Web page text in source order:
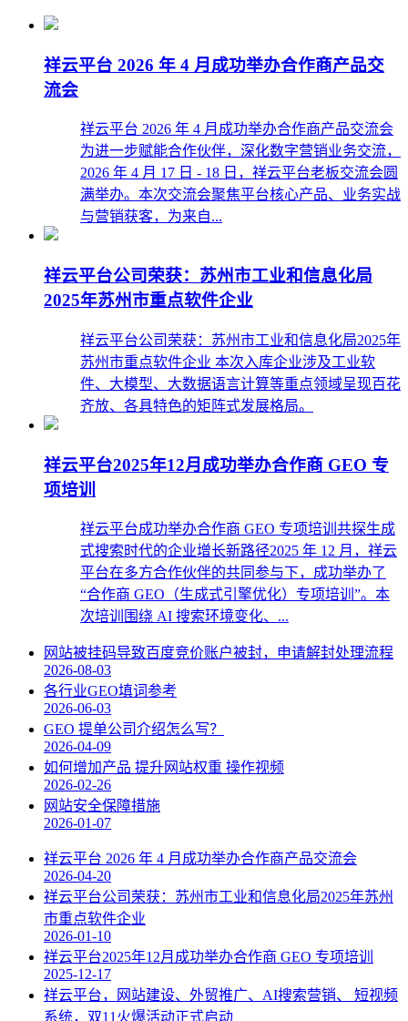
祥云平台 2026 年 4 月成功举办合作商产品交
流会
祥云平台 2026 年 4 月成功举办合作商产品交流会
为进一步赋能合作伙伴，深化数字营销业务交流，
2026 年 4 月 17 日 - 18 日，祥云平台老板交流会圆
满举办。本次交流会聚焦平台核心产品、业务实战
与营销获客，为来自...
祥云平台公司荣获：苏州市工业和信息化局
2025年苏州市重点软件企业
祥云平台公司荣获：苏州市工业和信息化局2025年
苏州市重点软件企业 本次入库企业涉及工业软
件、大模型、大数据语言计算等重点领域呈现百花
齐放、各具特色的矩阵式发展格局。
祥云平台2025年12月成功举办合作商 GEO 专
项培训
祥云平台成功举办合作商 GEO 专项培训共探生成
式搜索时代的企业增长新路径2025 年 12 月，祥云
平台在多方合作伙伴的共同参与下，成功举办了
“合作商 GEO（生成式引擎优化）专项培训”。本
次培训围绕 AI 搜索环境变化、...
网站被挂码导致百度竞价账户被封，申请解封处理流程
2026-08-03
各行业GEO填词参考
2026-06-03
GEO 提单公司介绍怎么写？
2026-04-09
如何增加产品 提升网站权重 操作视频
2026-02-26
网站安全保障措施
2026-01-07
祥云平台 2026 年 4 月成功举办合作商产品交流会
2026-04-20
祥云平台公司荣获：苏州市工业和信息化局2025年苏州
市重点软件企业
2026-01-10
祥云平台2025年12月成功举办合作商 GEO 专项培训
2025-12-17
祥云平台，网站建设、外贸推广、AI搜索营销、 短视频
系统，双11火爆活动正式启动